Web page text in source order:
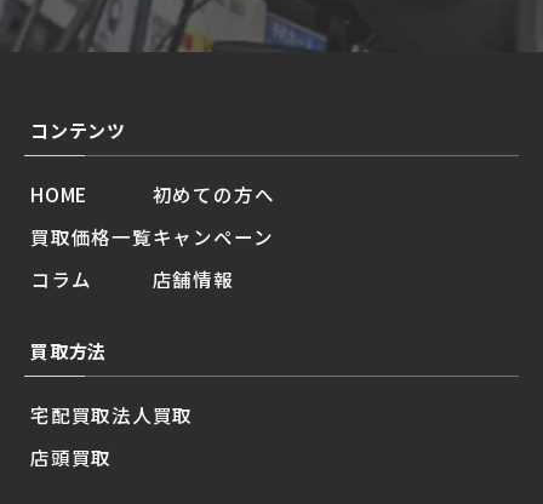
コンテンツ
HOME
買取価格一覧
コラム
初めての方へ
キャンペーン
店舗情報
買取方法
宅配買取
店頭買取
法人買取